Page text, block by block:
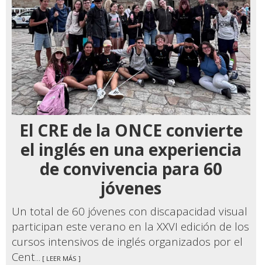
El CRE de la ONCE convierte
el inglés en una experiencia
de convivencia para 60
jóvenes
Un total de 60 jóvenes con discapacidad visual
participan este verano en la XXVI edición de los
cursos intensivos de inglés organizados por el
Cent... [ LEER MÁS ]